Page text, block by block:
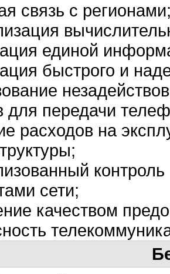
связь с
единой
быстрого и
для передачи
расходов на
сети;
качеством